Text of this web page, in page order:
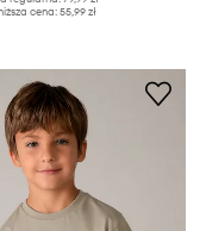
cena:55,99 zł